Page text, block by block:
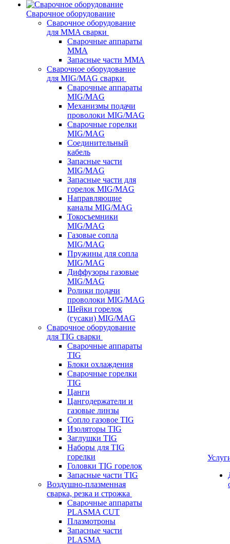
Сварочное оборудование
Сварочное оборудование
для MMA сварки
Сварочные аппараты
MMA
Запасные части MMA
Сварочное оборудование
для MIG/MAG сварки
Сварочные аппараты
MIG/MAG
Механизмы подачи
проволоки MIG/MAG
Сварочные горелки
MIG/MAG
Соединительный
кабель
Запасные части
MIG/MAG
Запасные части для
горелок MIG/MAG
Направляющие
каналы MIG/MAG
Токосъемники
MIG/MAG
Газовые сопла
MIG/MAG
Пружины для сопла
MIG/MAG
Диффузоры газовые
MIG/MAG
Ролики подачи
проволоки MIG/MAG
Шейки горелок
(гусаки) MIG/MAG
Сварочное оборудование
для TIG сварки
Сварочные аппараты
TIG
Блоки охлаждения
Сварочные горелки
TIG
Цанги
Цангодержатели и
газовые линзы
Сопло газовое TIG
Изоляторы TIG
Заглушки TIG
Наборы для TIG
горелки
Головки TIG горелок
Запасные части TIG
Воздушно-плазменная
сварка, резка и строжка
Сварочные аппараты
PLASMA CUT
Плазмотроны
Запасные части
PLASMA